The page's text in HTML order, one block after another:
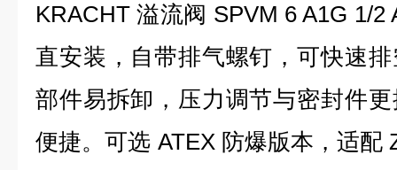
KRACHT 溢流阀 SPVM 6 A1G 1/
直安装，自带排气螺钉，可快速
部件易拆卸，压力调节与密封件
便捷。可选 ATEX 防爆版本，适配